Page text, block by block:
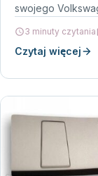
swojego
3 minuty czytania
Czytaj więcej